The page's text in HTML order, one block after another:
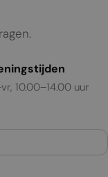
10.00–14.00 uur